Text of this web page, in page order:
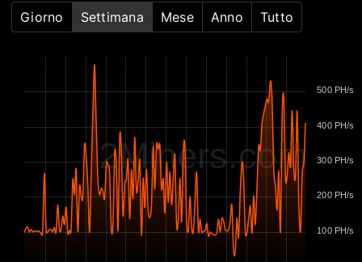
Giorno Settimana Mese Anno Tutto
2Miners.com
100 PH/s
200 PH/s
300 PH/s
400 PH/s
500 PH/s